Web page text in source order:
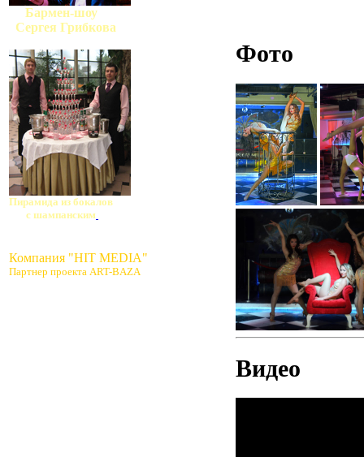
Бармен-шоу
Сергея Грибкова
Пирамида из бокалов
с шампанским
Компания "HIT MEDIA"
Партнер проекта ART-BAZA
Фото
Видео